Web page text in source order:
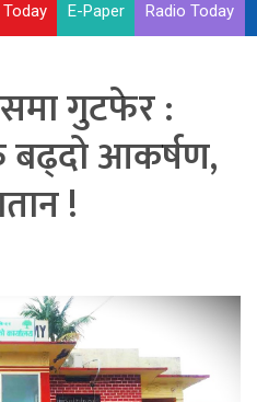
E-Paper Radio Today
गुटफेर :
बढ्दो आकर्षण,
!